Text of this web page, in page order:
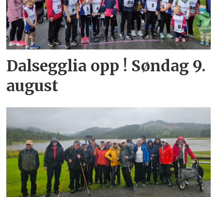
Dalsegglia opp ! Søndag 9.
august